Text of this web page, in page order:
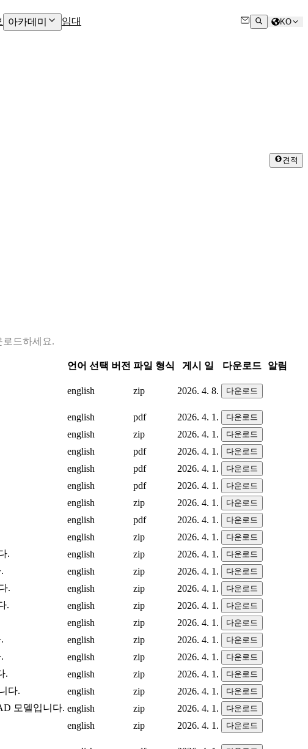
아카데미 임대 KO
견적
로드하세요.
언어 선택 버전 파일 형식 게시 일 다운로드 알림
english zip 2026. 4. 8. 다운로드
english pdf 2026. 4. 1. 다운로드
english zip 2026. 4. 1. 다운로드
english pdf 2026. 4. 1. 다운로드
english pdf 2026. 4. 1. 다운로드
english pdf 2026. 4. 1. 다운로드
english zip 2026. 4. 1. 다운로드
english pdf 2026. 4. 1. 다운로드
english zip 2026. 4. 1. 다운로드
. english zip 2026. 4. 1. 다운로드
english zip 2026. 4. 1. 다운로드
. english zip 2026. 4. 1. 다운로드
. english zip 2026. 4. 1. 다운로드
english zip 2026. 4. 1. 다운로드
english zip 2026. 4. 1. 다운로드
english zip 2026. 4. 1. 다운로드
. english zip 2026. 4. 1. 다운로드
다. english zip 2026. 4. 1. 다운로드
모델입니다. english zip 2026. 4. 1. 다운로드
english zip 2026. 4. 1. 다운로드